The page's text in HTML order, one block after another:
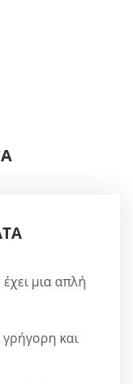
μια απλή
γρήγορη και